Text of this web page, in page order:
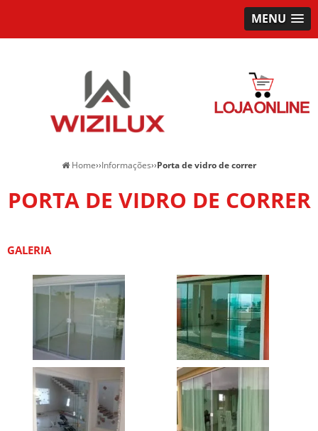
MENU
Home››Informações››Porta de vidro de correr
PORTA DE VIDRO DE CORRER
GALERIA